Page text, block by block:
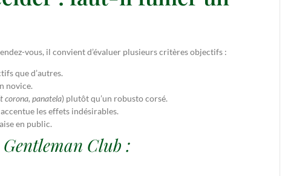
vous, il convient d’évaluer plusieurs critères objectifs :
que d’autres.
novice.
corona, panatela) plutôt qu’un robusto corsé.
les effets indésirables.
en public.
Club :